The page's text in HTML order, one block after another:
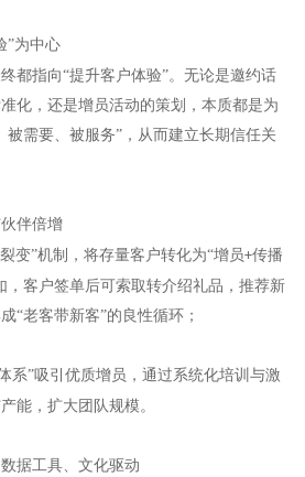
”为中心
都指向“提升客户体验”。无论是邀约话
化，还是增员活动的策划，本质都是为
被需要、被服务”，从而建立长期信任关
伴倍增
裂变”机制，将存量客户转化为“增员+传播
，客户签单后可索取转介绍礼品，推荐新
“老客带新客”的良性循环；
系”吸引优质增员，通过系统化培训与激
能，扩大团队规模。
据工具、文化驱动